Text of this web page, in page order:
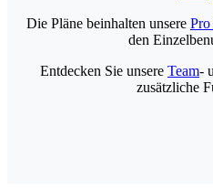
Die Pläne beinhalten unsere
den
Entdecken Sie unsere Team-
zusätzliche